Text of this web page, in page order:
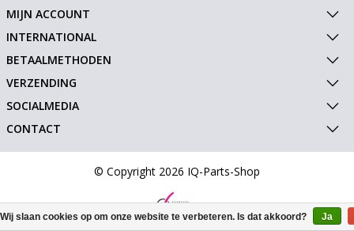
MIJN ACCOUNT
INTERNATIONAL
BETAALMETHODEN
VERZENDING
SOCIALMEDIA
CONTACT
© Copyright 2026 IQ-Parts-Shop
Wij slaan cookies op om onze website te verbeteren. Is dat akkoord? Ja